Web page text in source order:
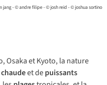
jang - © andre filipe - © josh reid - © joshua sortino
Osaka et Kyoto, la nature
chaudeet depuissants